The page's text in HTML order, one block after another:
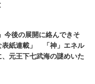
今後の展開に絡んできそ
表紙連載」 「神」エネル
元王下七武海の謎めいた